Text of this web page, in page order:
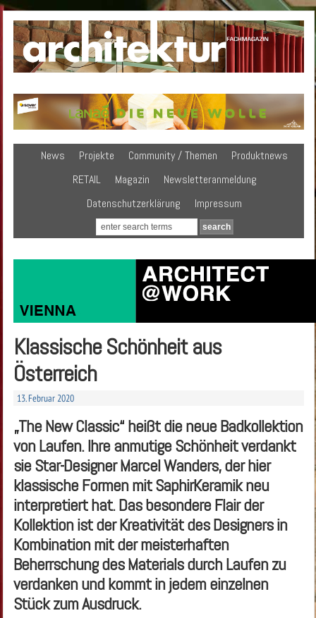
News Projekte Community / Themen
Produktnews
RETAIL
Magazin
Newsletteranmeldung
Datenschutzerklärung
Impressum
Klassische Schönheit aus
Österreich
13. Februar 2020
„The New Classic“ heißt die neue Badkollektion
von Laufen. Ihre anmutige Schönheit verdankt
sie Star-Designer Marcel Wanders, der hier
klassische Formen mit SaphirKeramik neu
interpretiert hat. Das besondere Flair der
Kollektion ist der Kreativität des Designers in
Kombination mit der meisterhaften
Beherrschung des Materials durch Laufen zu
verdanken und kommt in jedem einzelnen
Stück zum Ausdruck.